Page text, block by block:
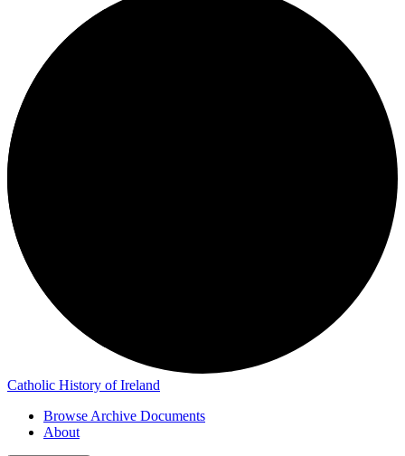
Catholic History of Ireland
Browse Archive Documents
About